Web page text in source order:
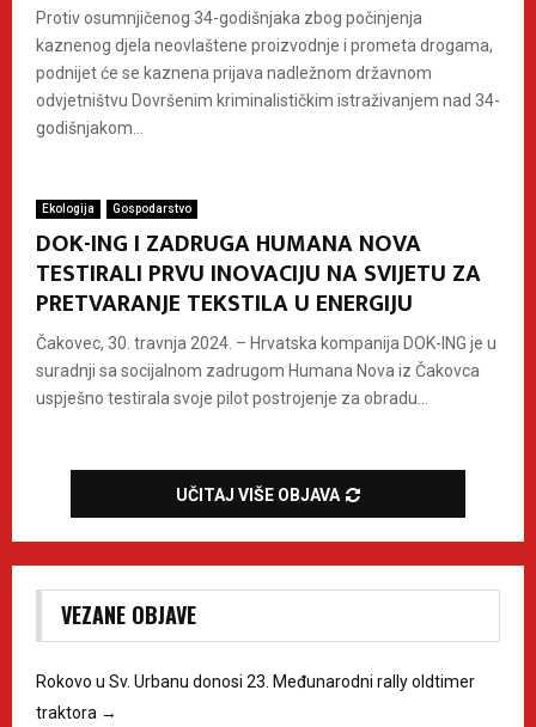
Protiv osumnjičenog 34-godišnjaka zbog počinjenja
kaznenog djela neovlaštene proizvodnje i prometa drogama,
podnijet će se kaznena prijava nadležnom državnom
odvjetništvu Dovršenim kriminalističkim istraživanjem nad 34-
godišnjakom...
Ekologija Gospodarstvo
DOK-ING I ZADRUGA HUMANA NOVA
TESTIRALI PRVU INOVACIJU NA SVIJETU ZA
PRETVARANJE TEKSTILA U ENERGIJU
Čakovec, 30. travnja 2024. – Hrvatska kompanija DOK-ING je u
suradnji sa socijalnom zadrugom Humana Nova iz Čakovca
uspješno testirala svoje pilot postrojenje za obradu...
UČITAJ VIŠE OBJAVA
VEZANE OBJAVE
Rokovo u Sv. Urbanu donosi 23. Međunarodni rally oldtimer
traktora →